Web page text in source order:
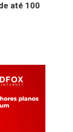
até 100